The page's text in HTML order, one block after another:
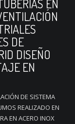
EN
DE
DISEÑO
EN
DE SISTEMA
REALIZADO EN
EN ACERO INOX